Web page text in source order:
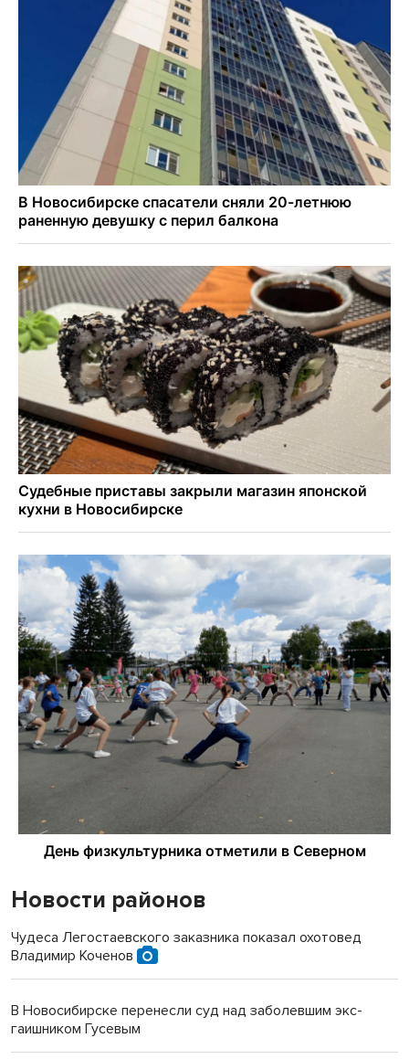
ХК «Сибирь» подписал контракт с обладателем Кубка
Стэнли Евгением Кузнецовым
Отправил инвалида на СВО и получил его «посмертные»
выплаты адвокат из Черепаново
Новости районов
Чудеса Легостаевского заказника показал охотовед
Владимир Коченов
В Новосибирске перенесли суд над заболевшим экс-
гаишником Гусевым